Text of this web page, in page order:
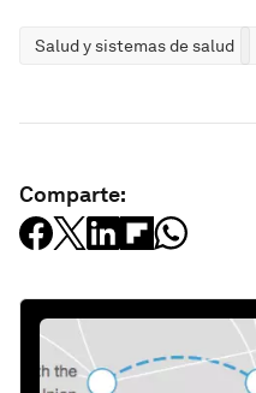
Salud y sistemas de salud
Comparte: